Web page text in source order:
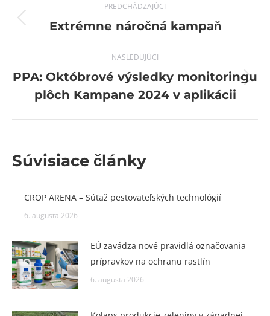
navigation
PREDCHÁDZAJÚCI
Previous
Extrémne náročná kampaň
NASLEDUJÚCI
Next
post:
PPA: Októbrové výsledky monitoringu
plôch Kampane 2024 v aplikácii
Súvisiace články
CROP ARENA – Súťaž pestovateľských technológií
6. augusta 2026
EÚ zavádza nové pravidlá označovania
prípravkov na ochranu rastlín
6. augusta 2026